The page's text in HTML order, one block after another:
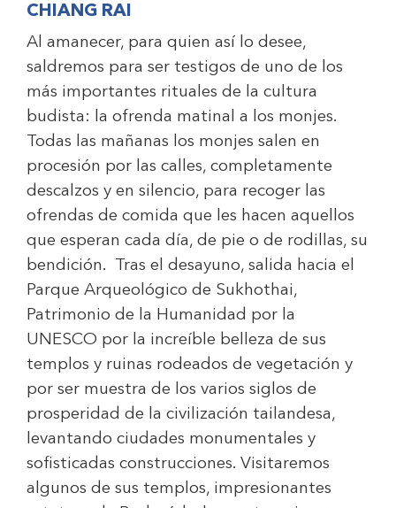
CHIANG RAI
Al amanecer, para quien así lo desee,
saldremos para ser testigos de uno de los
más importantes rituales de la cultura
budista: la ofrenda matinal a los monjes.
Todas las mañanas los monjes salen en
procesión por las calles, completamente
descalzos y en silencio, para recoger las
ofrendas de comida que les hacen aquellos
que esperan cada día, de pie o de rodillas, su
bendición. Tras el desayuno, salida hacia el
Parque Arqueológico de Sukhothai,
Patrimonio de la Humanidad por la
UNESCO por la increíble belleza de sus
templos y ruinas rodeados de vegetación y
por ser muestra de los varios siglos de
prosperidad de la civilización tailandesa,
levantando ciudades monumentales y
sofisticadas construcciones. Visitaremos
algunos de sus templos, impresionantes